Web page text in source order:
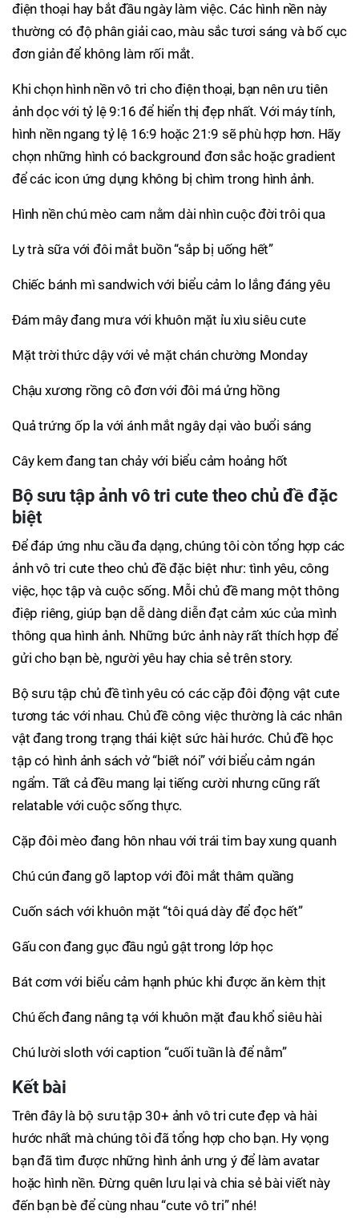
điện thoại hay bắt đầu ngày làm việc. Các hình nền này
thường có độ phân giải cao, màu sắc tươi sáng và bố cục
đơn giản để không làm rối mắt.
Khi chọn hình nền vô tri cho điện thoại, bạn nên ưu tiên
ảnh dọc với tỷ lệ 9:16 để hiển thị đẹp nhất. Với máy tính,
hình nền ngang tỷ lệ 16:9 hoặc 21:9 sẽ phù hợp hơn. Hãy
chọn những hình có background đơn sắc hoặc gradient
để các icon ứng dụng không bị chìm trong hình ảnh.
Hình nền chú mèo cam nằm dài nhìn cuộc đời trôi qua
Ly trà sữa với đôi mắt buồn “sắp bị uống hết”
Chiếc bánh mì sandwich với biểu cảm lo lắng đáng yêu
Đám mây đang mưa với khuôn mặt ỉu xìu siêu cute
Mặt trời thức dậy với vẻ mặt chán chường Monday
Chậu xương rồng cô đơn với đôi má ửng hồng
Quả trứng ốp la với ánh mắt ngây dại vào buổi sáng
Cây kem đang tan chảy với biểu cảm hoảng hốt
Bộ sưu tập ảnh vô tri cute theo chủ đề đặc
biệt
Để đáp ứng nhu cầu đa dạng, chúng tôi còn tổng hợp các
ảnh vô tri cute theo chủ đề đặc biệt như: tình yêu, công
việc, học tập và cuộc sống. Mỗi chủ đề mang một thông
điệp riêng, giúp bạn dễ dàng diễn đạt cảm xúc của mình
thông qua hình ảnh. Những bức ảnh này rất thích hợp để
gửi cho bạn bè, người yêu hay chia sẻ trên story.
Bộ sưu tập chủ đề tình yêu có các cặp đôi động vật cute
tương tác với nhau. Chủ đề công việc thường là các nhân
vật đang trong trạng thái kiệt sức hài hước. Chủ đề học
tập có hình ảnh sách vở “biết nói” với biểu cảm ngán
ngẩm. Tất cả đều mang lại tiếng cười nhưng cũng rất
relatable với cuộc sống thực.
Cặp đôi mèo đang hôn nhau với trái tim bay xung quanh
Chú cún đang gõ laptop với đôi mắt thâm quầng
Cuốn sách với khuôn mặt “tôi quá dày để đọc hết”
Gấu con đang gục đầu ngủ gật trong lớp học
Bát cơm với biểu cảm hạnh phúc khi được ăn kèm thịt
Chú ếch đang nâng tạ với khuôn mặt đau khổ siêu hài
Chú lười sloth với caption “cuối tuần là để nằm”
Kết bài
Trên đây là bộ sưu tập 30+ ảnh vô tri cute đẹp và hài
hước nhất mà chúng tôi đã tổng hợp cho bạn. Hy vọng
bạn đã tìm được những hình ảnh ưng ý để làm avatar
hoặc hình nền. Đừng quên lưu lại và chia sẻ bài viết này
đến bạn bè để cùng nhau “cute vô tri” nhé!